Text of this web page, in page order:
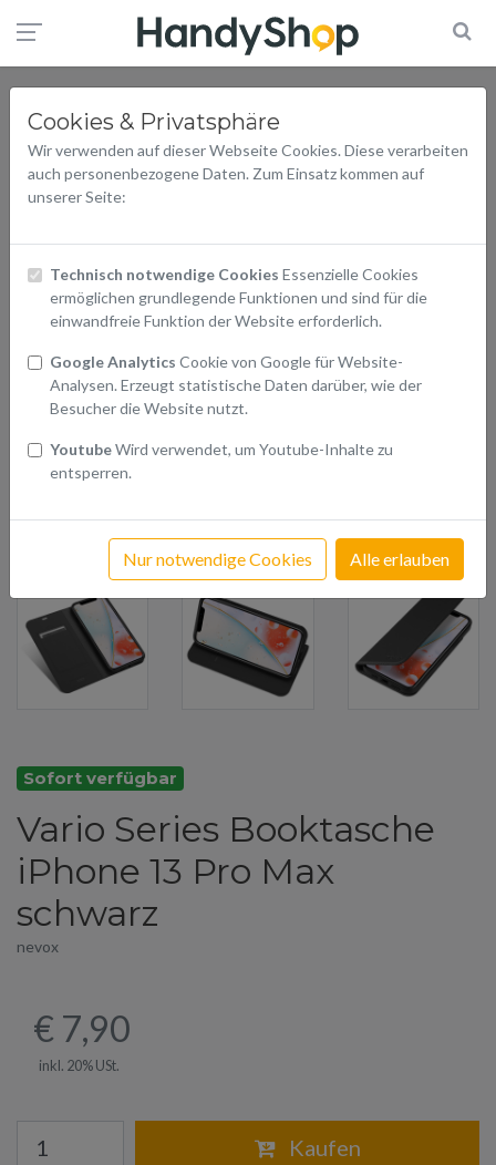
Cookies & Privatsphäre
Wir verwenden auf dieser Webseite Cookies. Diese verarbeiten
auch personenbezogene Daten. Zum Einsatz kommen auf
unserer Seite:
Technisch notwendige Cookies Essenzielle Cookies
ermöglichen grundlegende Funktionen und sind für die
einwandfreie Funktion der Website erforderlich.
Google Analytics Cookie von Google für Website-
Analysen. Erzeugt statistische Daten darüber, wie der
Besucher die Website nutzt.
YoutubeWird verwendet, um Youtube-Inhalte zu
entsperren.
Nur notwendige Cookies Alle erlauben
Sofort verfügbar
Vario Series Booktasche
iPhone 13 Pro Max
schwarz
nevox
€ 7,90
inkl. 20% USt.
Kaufen